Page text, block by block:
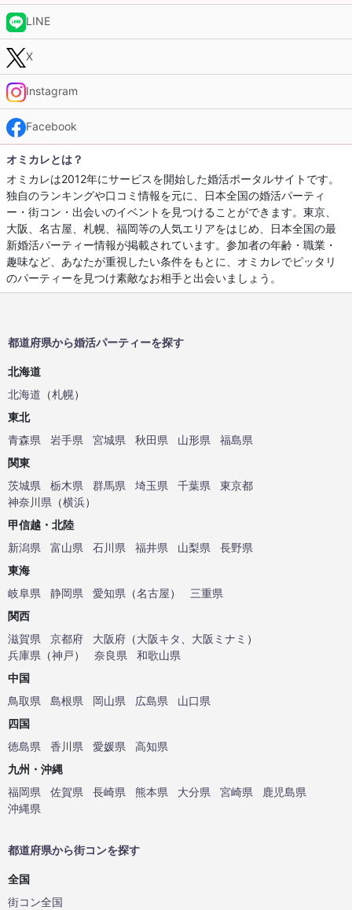
LINE
X
Instagram
Facebook
オミカレとは？
オミカレは2012年にサービスを開始した婚活ポータルサイトです。
独自のランキングや口コミ情報を元に、日本全国の婚活パーティ
ー・街コン・出会いのイベントを見つけることができます。東京、
大阪、名古屋、札幌、福岡等の人気エリアをはじめ、日本全国の最
新婚活パーティー情報が掲載されています。参加者の年齢・職業・
趣味など、あなたが重視したい条件をもとに、オミカレでピッタリ
のパーティーを見つけ素敵なお相手と出会いましょう。
都道府県から婚活パーティーを探す
北海道
北海道 （札幌）
東北
青森県
岩手県 宮城県 秋田県 山形県
福島県
関東
茨城県
栃木県 群馬県 埼玉県 千葉県
東京都
神奈川県 （横浜）
甲信越・北陸
新潟県
富山県 石川県 福井県 山梨県
長野県
東海
岐阜県
静岡県 愛知県 （名古屋）
三重県
関西
滋賀県
京都府 大阪府 （大阪キタ 大阪ミナミ ）
兵庫県 （神戸） 奈良県
和歌山県
中国
鳥取県
島根県 岡山県 広島県
山口県
四国
徳島県
香川県 愛媛県
高知県
九州・沖縄
福岡県
佐賀県 長崎県 熊本県 大分県 宮崎県
鹿児島県
沖縄県
都道府県から街コンを探す
全国
街コン全国